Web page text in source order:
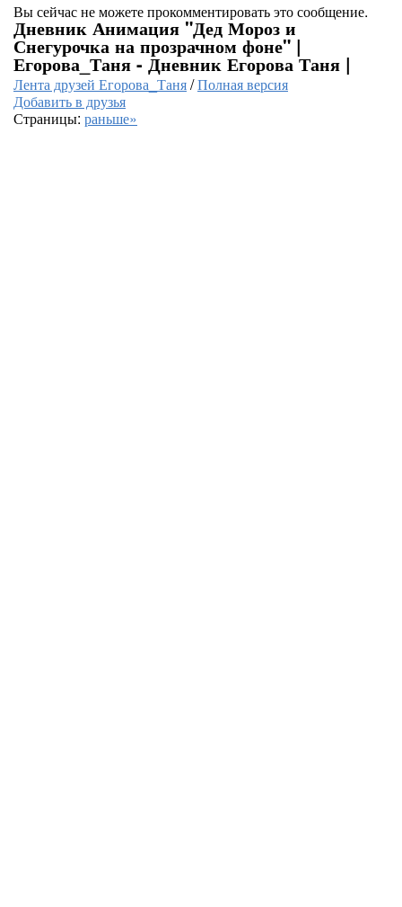
Вы сейчас не можете прокомментировать это сообщение.
Дневник Анимация "Дед Мороз и
Снегурочка на прозрачном фоне" |
Егорова_Таня - Дневник Егорова Таня |
Лента друзей Егорова_Таня/Полная версия
Добавить в друзья
Страницы: раньше»